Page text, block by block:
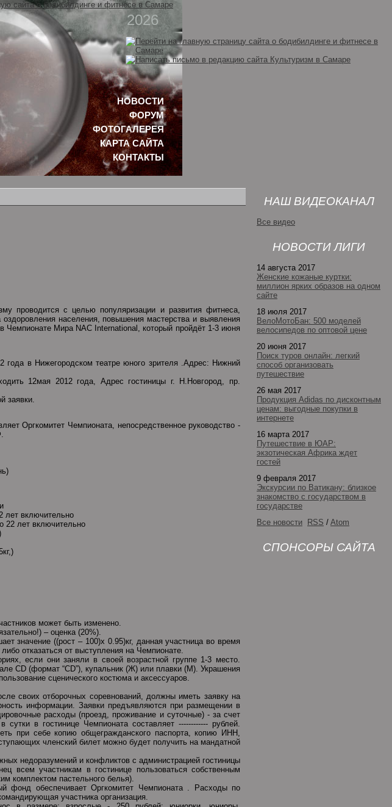
НАШ ВИДЕОКАНАЛ
Все видео
НОВОСТИ ЛИГИ
14 августа 2017
Женские кожаные куртки:
миллион ярких образов на одном
сайте
18 июля 2017
ВелоМотоБан: 500 моделей
велосипедов по оптовой цене
20 июня 2017
Поиск туров онлайн: легкий
способ организовать
путешествие
26 мая 2017
Продукция Adidas по дисконтным
ценам: выгодные покупки в
интернете
16 марта 2017
Путешествие в ЮАР:
экзотическая Африка ждет
гостей
9 февраля 2017
Экскурсии по Ватикану: близкое
знакомство с государством в
государстве
Все новости
RSS / Atom
СПОНСОРЫ САЙТА
проводится с целью популяризации и развития фитнеса,
населения, повышения мастерства и выявления
Мира NAC International, который пройдёт 1-3 июня
в Нижегородском театре юного зрителя .Адрес: Нижний
12мая 2012 года, Адрес гостиницы г. Н.Новгород, пр.
заявки.
Оргкомитет Чемпионата, непосредственное руководство -
лет включительно
22 лет включительно
может быть изменено.
– оценка (20%).
значение ((рост – 100)х 0.95)кг, данная участница во время
отказаться от выступления на Чемпионате.
если они заняли в своей возрастной группе 1-3 место.
CD (формат “CD”), купальник (Ж) или плавки (М). Украшения
сценического костюма и аксессуаров.
своих отборочных соревнований, должны иметь заявку на
информации. Заявки предъявляются при размещении в
расходы (проезд, проживание и суточные) - за счет
в гостинице Чемпионата составляет ------------ рублей.
при себе копию общегражданского паспорта, копию ИНН,
членский билет можно будет получить на мандатной
недоразумений и конфликтов с администрацией гостиницы
всем участникам в гостинице пользоваться собственным
комплектом пастельного белья).
обеспечивает Оргкомитет Чемпионата . Расходы по
участника организация.
2026
НОВОСТИ
ФОРУМ
ФОТОГАЛЕРЕЯ
КАРТА САЙТА
КОНТАКТЫ